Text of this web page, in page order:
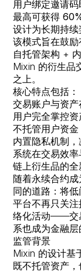
用户绑定邀请
最高可获得
设计为长期持续
该模式旨在鼓励
自托管架构 +
Mixin 的衍生品
之上。
核心特点包括：
交易账户与资
用户完全掌控资
不托管用户资金
内置隐私机制
系统在交易效率
链上衍生品的
随着永续合约
同的道路：将低
平台不再只关
络化活动——交
系也成为金融层
监管背景
Mixin 的设计基
既不托管资产，